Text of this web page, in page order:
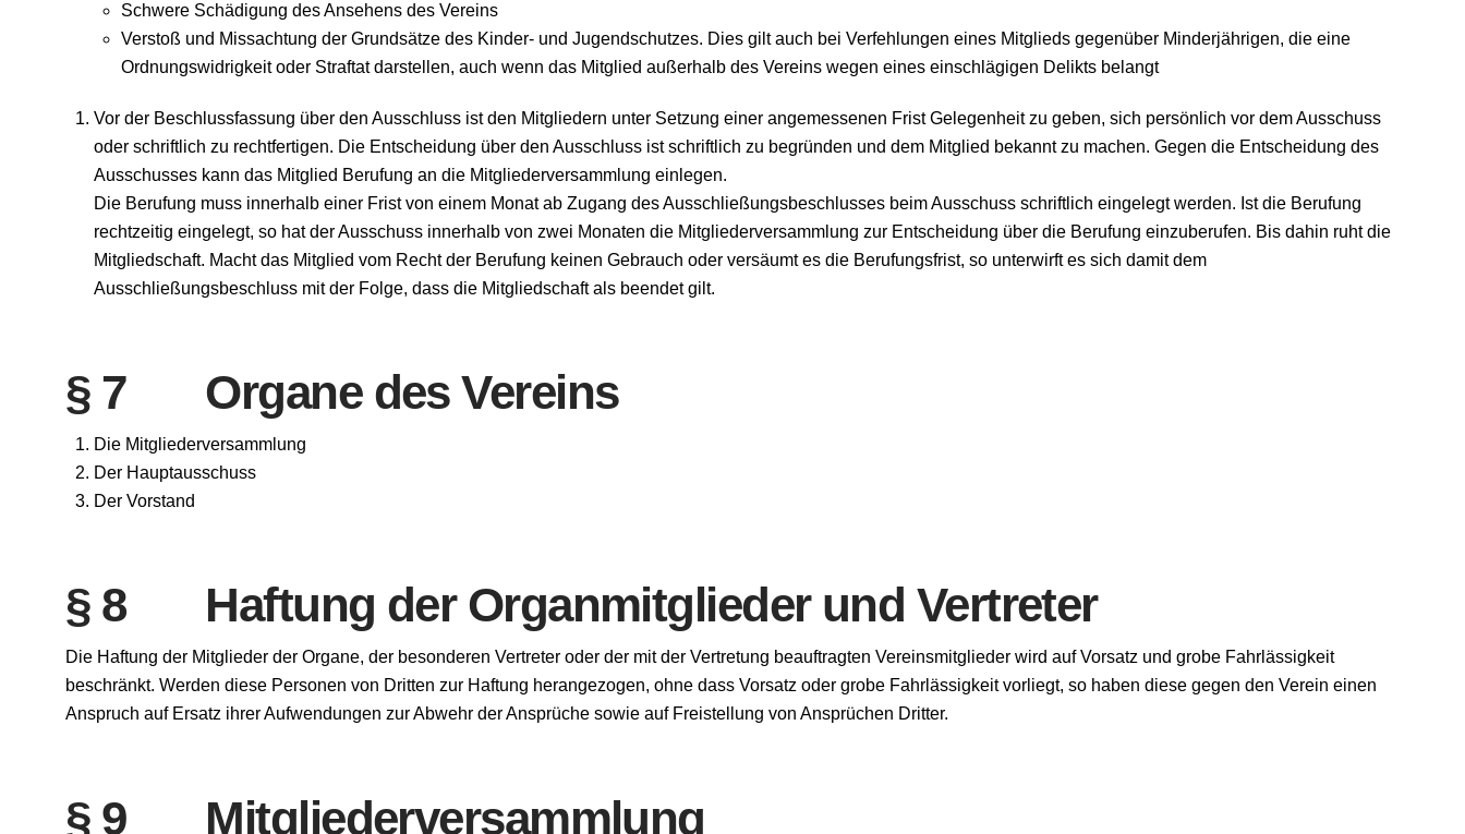
Schwere Schädigung des Ansehens des Vereins
Verstoß und Missachtung der Grundsätze des Kinder- und Jugendschutzes. Dies gilt auch bei Verfehlungen eines Mitglieds gegenüber Minderjährigen, die eine
Ordnungswidrigkeit oder Straftat darstellen, auch wenn das Mitglied außerhalb des Vereins wegen eines einschlägigen Delikts belangt
Vor der Beschlussfassung über den Ausschluss ist den Mitgliedern unter Setzung einer angemessenen Frist Gelegenheit zu geben, sich persönlich vor dem Ausschuss
oder schriftlich zu rechtfertigen. Die Entscheidung über den Ausschluss ist schriftlich zu begründen und dem Mitglied bekannt zu machen. Gegen die Entscheidung des
Ausschusses kann das Mitglied Berufung an die Mitgliederversammlung einlegen.
Die Berufung muss innerhalb einer Frist von einem Monat ab Zugang des Ausschließungsbeschlusses beim Ausschuss schriftlich eingelegt werden. Ist die Berufung
rechtzeitig eingelegt, so hat der Ausschuss innerhalb von zwei Monaten die Mitgliederversammlung zur Entscheidung über die Berufung einzuberufen. Bis dahin ruht die
Mitgliedschaft. Macht das Mitglied vom Recht der Berufung keinen Gebrauch oder versäumt es die Berufungsfrist, so unterwirft es sich damit dem
Ausschließungsbeschluss mit der Folge, dass die Mitgliedschaft als beendet gilt.
§ 7 Organe des Vereins
Die Mitgliederversammlung
Der Hauptausschuss
Der Vorstand
§ 8 Haftung der Organmitglieder und Vertreter
Die Haftung der Mitglieder der Organe, der besonderen Vertreter oder der mit der Vertretung beauftragten Vereinsmitglieder wird auf Vorsatz und grobe Fahrlässigkeit
beschränkt. Werden diese Personen von Dritten zur Haftung herangezogen, ohne dass Vorsatz oder grobe Fahrlässigkeit vorliegt, so haben diese gegen den Verein einen
Anspruch auf Ersatz ihrer Aufwendungen zur Abwehr der Ansprüche sowie auf Freistellung von Ansprüchen Dritter.
§ 9 Mitgliederversammlung